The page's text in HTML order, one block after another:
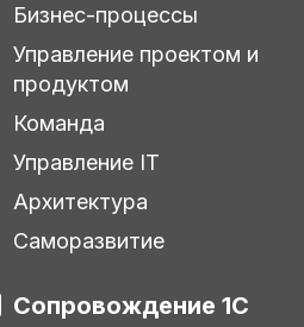
Бизнес-процессы
Управление проектом и
продуктом
Команда
Управление IT
Архитектура
Саморазвитие
Сопровождение 1С